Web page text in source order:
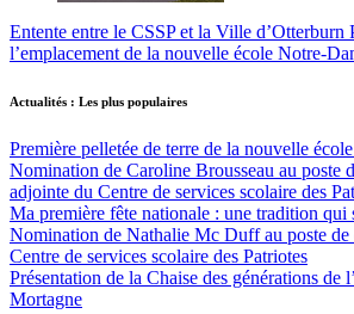
Entente entre le CSSP et la Ville d’Otterburn
l’emplacement de la nouvelle école Notre-
Actualités : Les plus populaires
Première pelletée de terre de la nouvelle
Nomination de Caroline Brousseau au poste
adjointe du Centre de services scolaire des
Ma première fête nationale : une tradition qui
Nomination de Nathalie Mc Duff au poste de
Centre de services scolaire des Patriotes
Présentation de la Chaise des générations de
Mortagne